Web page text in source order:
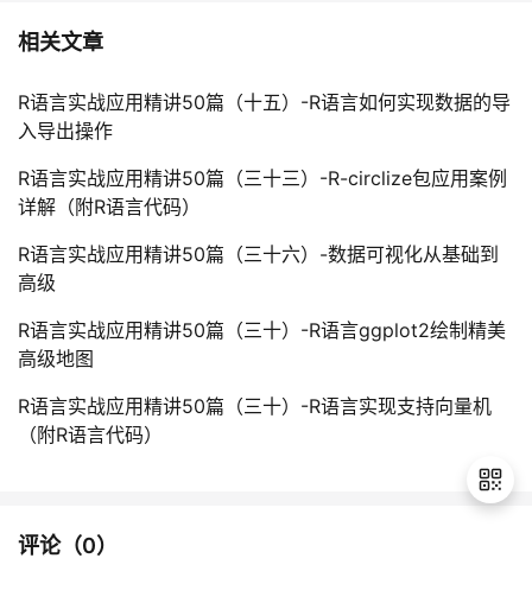
相关文章
R语言实战应用精讲50篇（十五）-R语言如何实现数据的导
入导出操作
R语言实战应用精讲50篇（三十三）-R-circlize包应用案例
详解（附R语言代码）
R语言实战应用精讲50篇（三十六）-数据可视化从基础到
高级
R语言实战应用精讲50篇（三十）-R语言ggplot2绘制精美
高级地图
R语言实战应用精讲50篇（三十）-R语言实现支持向量机
（附R语言代码）
评论（0）